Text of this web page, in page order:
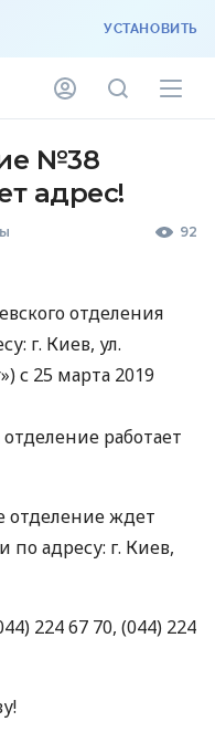
УСТАНОВИТЬ
№38
адрес!
92
отделения
г. Киев, ул.
с 25 марта 2019
работает
отделение ждет
адресу: г. Киев,
224 67 70, (044) 224